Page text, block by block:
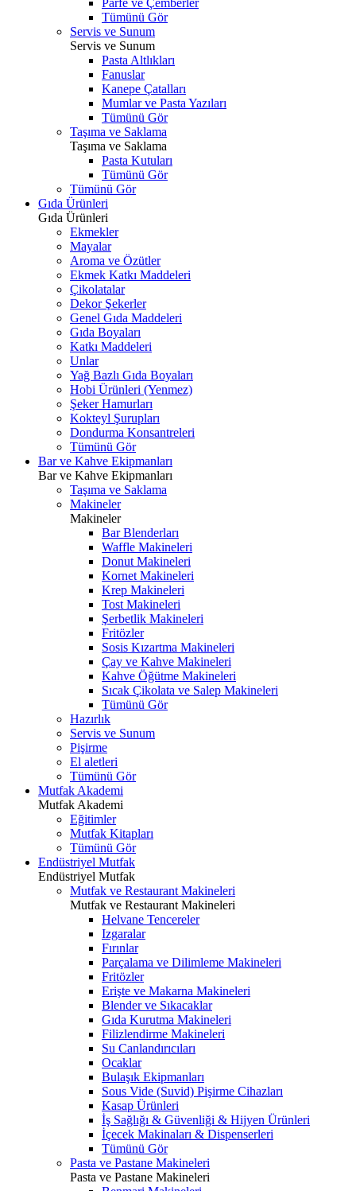
Parfe ve Çemberler
Tümünü Gör
Servis ve Sunum
Servis ve Sunum
Pasta Altlıkları
Fanuslar
Kanepe Çatalları
Mumlar ve Pasta Yazıları
Tümünü Gör
Taşıma ve Saklama
Taşıma ve Saklama
Pasta Kutuları
Tümünü Gör
Tümünü Gör
Gıda Ürünleri
Gıda Ürünleri
Ekmekler
Mayalar
Aroma ve Özütler
Ekmek Katkı Maddeleri
Çikolatalar
Dekor Şekerler
Genel Gıda Maddeleri
Gıda Boyaları
Katkı Maddeleri
Unlar
Yağ Bazlı Gıda Boyaları
Hobi Ürünleri (Yenmez)
Şeker Hamurları
Kokteyl Şurupları
Dondurma Konsantreleri
Tümünü Gör
Bar ve Kahve Ekipmanları
Bar ve Kahve Ekipmanları
Taşıma ve Saklama
Makineler
Makineler
Bar Blenderları
Waffle Makineleri
Donut Makineleri
Kornet Makineleri
Krep Makineleri
Tost Makineleri
Şerbetlik Makineleri
Fritözler
Sosis Kızartma Makineleri
Çay ve Kahve Makineleri
Kahve Öğütme Makineleri
Sıcak Çikolata ve Salep Makineleri
Tümünü Gör
Hazırlık
Servis ve Sunum
Pişirme
El aletleri
Tümünü Gör
Mutfak Akademi
Mutfak Akademi
Eğitimler
Mutfak Kitapları
Tümünü Gör
Endüstriyel Mutfak
Endüstriyel Mutfak
Mutfak ve Restaurant Makineleri
Mutfak ve Restaurant Makineleri
Helvane Tencereler
Izgaralar
Fırınlar
Parçalama ve Dilimleme Makineleri
Fritözler
Erişte ve Makarna Makineleri
Blender ve Sıkacaklar
Gıda Kurutma Makineleri
Filizlendirme Makineleri
Su Canlandırıcıları
Ocaklar
Bulaşık Ekipmanları
Sous Vide (Suvid) Pişirme Cihazları
Kasap Ürünleri
İş Sağlığı & Güvenliği & Hijyen Ürünleri
İçecek Makinaları & Dispenserleri
Tümünü Gör
Pasta ve Pastane Makineleri
Pasta ve Pastane Makineleri